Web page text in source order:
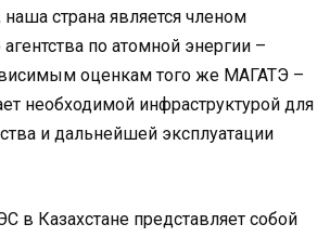
страна является членом
по атомной энергии –
оценкам того же МАГАТЭ –
необходимой инфраструктурой для
и дальнейшей эксплуатации
в Казахстане представляет собой